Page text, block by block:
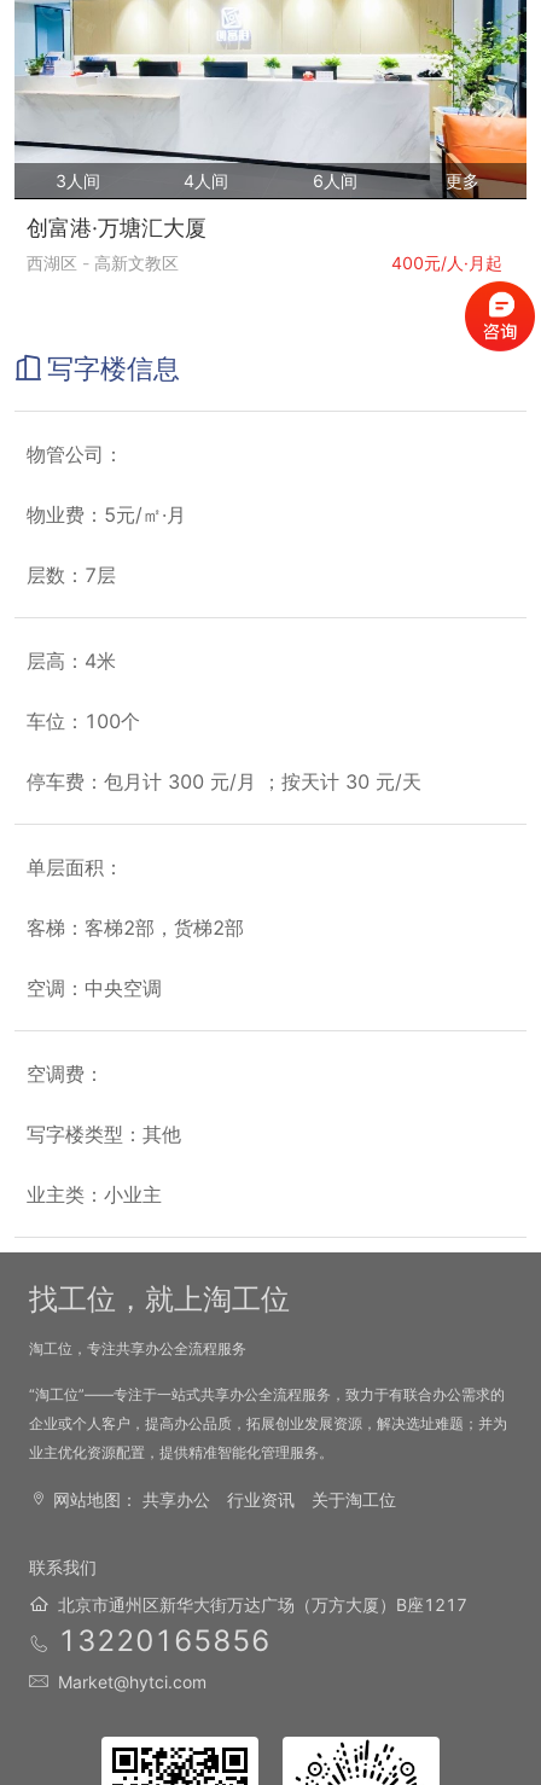
3人间 4人间 6人间 更多
创富港·万塘汇大厦
西湖区 - 高新文教区 400元/人·月起
写字楼信息
物管公司：
物业费：5元/㎡·月
层数：7层
层高：4米
车位：100个
停车费：包月计 300 元/月 ；按天计 30 元/天
单层面积：
客梯：客梯2部，货梯2部
空调：中央空调
空调费：
写字楼类型：其他
业主类：小业主
找工位，就上淘工位
淘工位，专注共享办公全流程服务
“淘工位”——专注于一站式共享办公全流程服务，致力于有联合办公需求的
企业或个人客户，提高办公品质，拓展创业发展资源，解决选址难题；并为
业主优化资源配置，提供精准智能化管理服务。
网站地图： 共享办公 行业资讯 关于淘工位
联系我们
北京市通州区新华大街万达广场（万方大厦）B座1217
13220165856
Market@hytci.com